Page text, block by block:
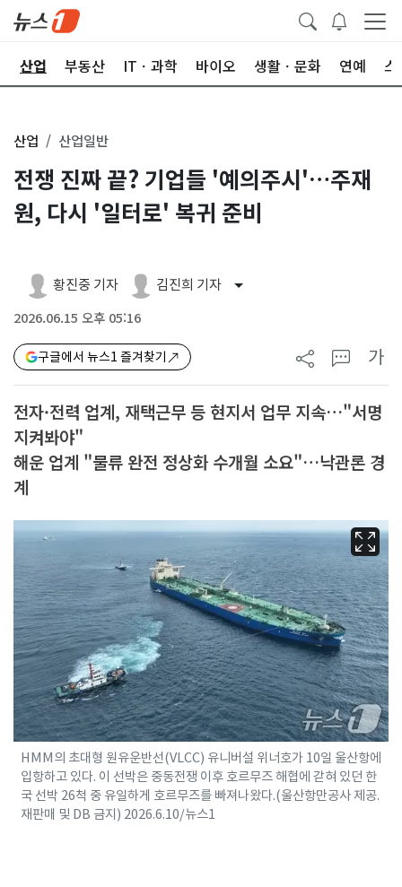
산업 부동산 ITㆍ과학 바이오 생활ㆍ문화 연예 스
산업 산업일반
전쟁 진짜 끝? 기업들 '예의주시'…주재
원, 다시 '일터로' 복귀 준비
황진중 기자 김진희 기자
2026.06.15 오후 05:16
구글에서 뉴스1 즐겨찾기 가
전자·전력 업계, 재택근무 등 현지서 업무 지속…"서명
지켜봐야"
해운 업계 "물류 완전 정상화 수개월 소요"…낙관론 경
계
HMM의 초대형 원유운반선(VLCC) 유니버설 위너호가 10일 울산항에
입항하고 있다. 이 선박은 중동전쟁 이후 호르무즈 해협에 갇혀 있던 한
국 선박 26척 중 유일하게 호르무즈를 빠져나왔다.(울산항만공사 제공.
재판매 및 DB 금지) 2026.6.10/뉴스1